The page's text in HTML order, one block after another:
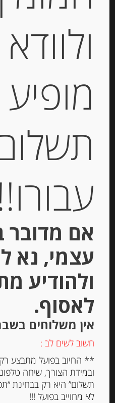
רסק
38.00
יחידות
Stock
מופיע
אם מדובר
עצמי, נא
ולהודיע
לאסוף.
אין משלוחים
חשוב לשים לב :
** החיוב בפועל מתבצע
ובמידת הצורך, שיחה
תשלום” היא רק בבחינת
לא מחוייב בפועל !!!